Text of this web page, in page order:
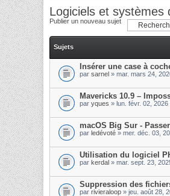
Logiciels et systèmes
Publier un nouveau sujet
Sujets
Insérer une case à
par sarnel » mar. mars 24,
Mavericks 10.9 –
par yques » lun. févr. 02, 2026
macOS Big Sur -
par ledévoté » mer. déc. 03,
Utilisation du logiciel
par kerdal » mar. sept. 23,
Suppression des
par rivieraloop » jeu. août 28,